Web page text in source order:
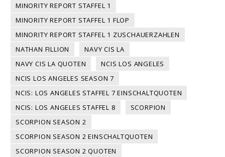
MINORITY REPORT STAFFEL 1
MINORITY REPORT STAFFEL 1 FLOP
MINORITY REPORT STAFFEL 1 ZUSCHAUERZAHLEN
NATHAN FILLION
NAVY CIS LA
NAVY CIS LA QUOTEN
NCIS LOS ANGELES
NCIS LOS ANGELES SEASON 7
NCIS: LOS ANGELES STAFFEL 7 EINSCHALTQUOTEN
NCIS: LOS ANGELES STAFFEL 8
SCORPION
SCORPION SEASON 2
SCORPION SEASON 2 EINSCHALTQUOTEN
SCORPION SEASON 2 QUOTEN